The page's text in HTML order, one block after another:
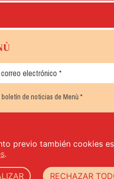
de noticias de Menù *
previo también cookies
.
RECHAZAR